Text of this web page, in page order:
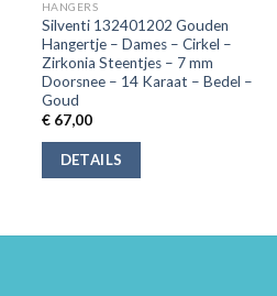
HANGERS
Silventi 132401202 Gouden
Hangertje – Dames – Cirkel –
Zirkonia Steentjes – 7 mm
Doorsnee – 14 Karaat – Bedel –
Goud
€67,00
DETAILS